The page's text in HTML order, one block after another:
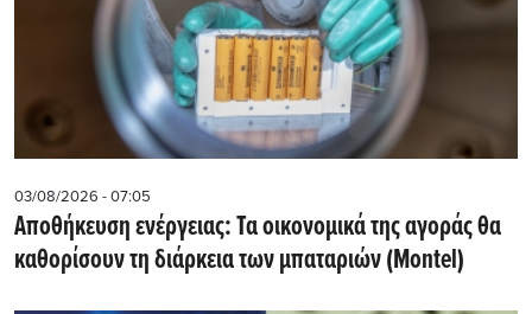
03/08/2026 - 07:05
Αποθήκευση ενέργειας: Τα οικονομικά της αγοράς θα
καθορίσουν τη διάρκεια των μπαταριών (Montel)